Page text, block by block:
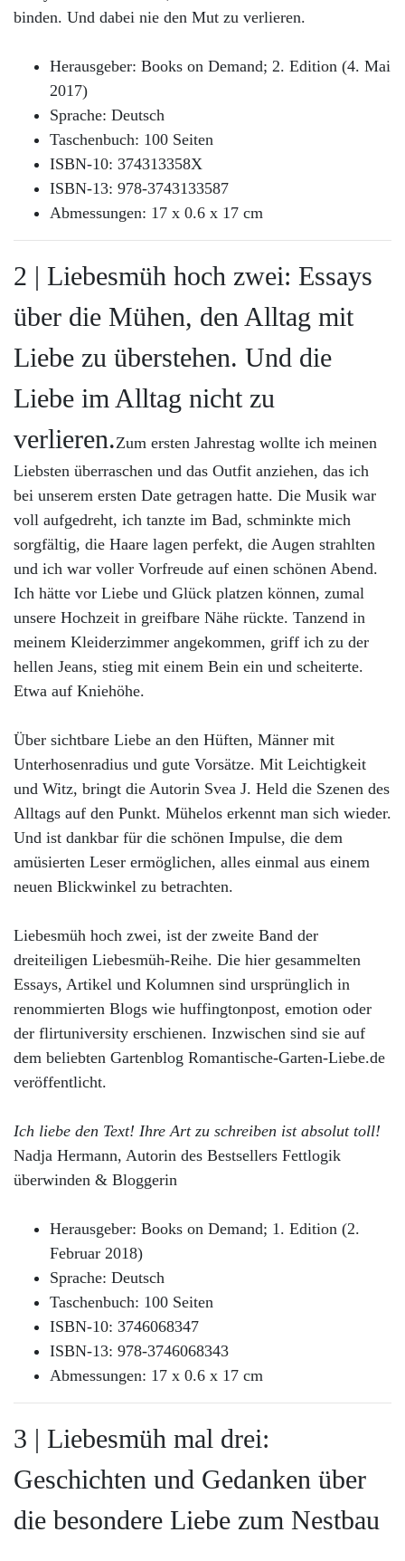
binden. Und dabei nie den Mut zu verlieren.
Herausgeber: Books on Demand; 2. Edition (4. Mai
2017)
Sprache: Deutsch
Taschenbuch: 100 Seiten
ISBN-10: 374313358X
ISBN-13: 978-3743133587
Abmessungen: 17 x 0.6 x 17 cm
2 | Liebesmüh hoch zwei: Essays
über die Mühen, den Alltag mit
Liebe zu überstehen. Und die
Liebe im Alltag nicht zu
verlieren.Zum ersten Jahrestag wollte ich meinen
Liebsten überraschen und das Outfit anziehen, das ich
bei unserem ersten Date getragen hatte. Die Musik war
voll aufgedreht, ich tanzte im Bad, schminkte mich
sorgfältig, die Haare lagen perfekt, die Augen strahlten
und ich war voller Vorfreude auf einen schönen Abend.
Ich hätte vor Liebe und Glück platzen können, zumal
unsere Hochzeit in greifbare Nähe rückte. Tanzend in
meinem Kleiderzimmer angekommen, griff ich zu der
hellen Jeans, stieg mit einem Bein ein und scheiterte.
Etwa auf Kniehöhe.
Über sichtbare Liebe an den Hüften, Männer mit
Unterhosenradius und gute Vorsätze. Mit Leichtigkeit
und Witz, bringt die Autorin Svea J. Held die Szenen des
Alltags auf den Punkt. Mühelos erkennt man sich wieder.
Und ist dankbar für die schönen Impulse, die dem
amüsierten Leser ermöglichen, alles einmal aus einem
neuen Blickwinkel zu betrachten.
Liebesmüh hoch zwei, ist der zweite Band der
dreiteiligen Liebesmüh-Reihe. Die hier gesammelten
Essays, Artikel und Kolumnen sind ursprünglich in
renommierten Blogs wie huffingtonpost, emotion oder
der flirtuniversity erschienen. Inzwischen sind sie auf
dem beliebten Gartenblog Romantische-Garten-Liebe.de
veröffentlicht.
Ich liebe den Text! Ihre Art zu schreiben ist absolut toll!
Nadja Hermann, Autorin des Bestsellers Fettlogik
überwinden & Bloggerin
Herausgeber: Books on Demand; 1. Edition (2.
Februar 2018)
Sprache: Deutsch
Taschenbuch: 100 Seiten
ISBN-10: 3746068347
ISBN-13: 978-3746068343
Abmessungen: 17 x 0.6 x 17 cm
3 | Liebesmüh mal drei:
Geschichten und Gedanken über
die besondere Liebe zum Nestbau